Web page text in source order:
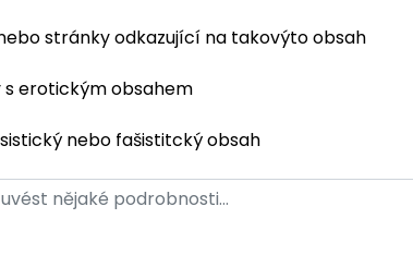
stránky odkazující na takovýto obsah
erotickým obsahem
nebo fašistitcký obsah